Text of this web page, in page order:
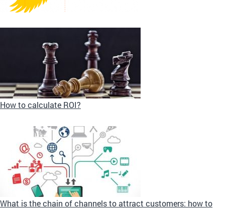
How to calculate ROI?
What is the chain of channels to attract customers: how to